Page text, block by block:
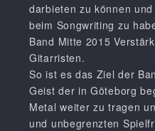
darbieten zu können
beim Songwriting zu
Band Mitte 2015
Gitarristen.
So ist es das Ziel der
Geist der in Göteborg
Metal weiter zu tragen
und unbegrenzten